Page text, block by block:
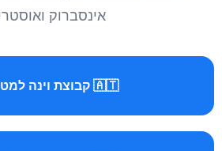
אינסברוק
🇦🇹 קבוצת וינה למטיילים